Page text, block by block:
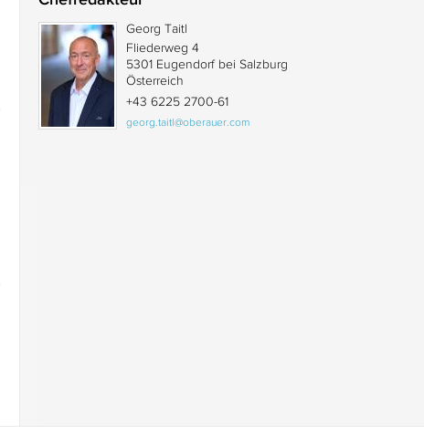
Georg Taitl
Fliederweg 4
5301 Eugendorf bei Salzburg
Österreich
+43 6225 2700-61
georg.taitl@oberauer.com